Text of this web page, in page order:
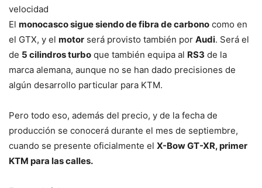
velocidad
El monocasco sigue siendo de fibra de carbono como en
el GTX, y el motor será provisto también por Audi. Será el
de 5 cilindros turbo que también equipa al RS3 de la
marca alemana, aunque no se han dado precisiones de
algún desarrollo particular para KTM.
Pero todo eso, además del precio, y de la fecha de
producción se conocerá durante el mes de septiembre,
cuando se presente oficialmente el X-Bow GT-XR, primer
KTM para las calles.